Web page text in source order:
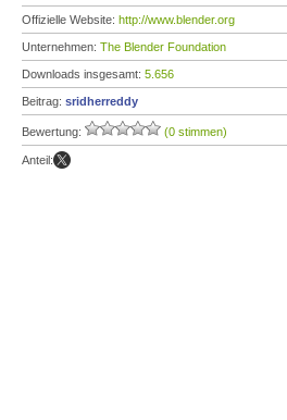
Offizielle Website: http://www.blender.org
Unternehmen: The Blender Foundation
Downloads insgesamt: 5.656
Beitrag: sridherreddy
Bewertung: (0 stimmen)
Anteil: